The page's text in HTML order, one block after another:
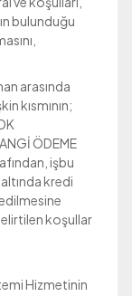
bulunduğu
arasında
kısmının;
ÖDEME
işbu
kredi
koşullar
Hizmetinin